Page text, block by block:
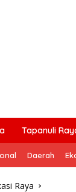
Tapanuli
Daerah
Raya